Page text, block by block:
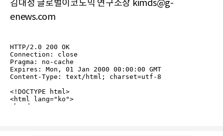
김대성 글로벌이코노믹 연구소장 kimds@g-
enews.com